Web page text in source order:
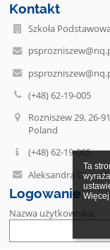
Ta
Kontakt
Szkoła
(+48) 62-19-005
Rozniszew 29, 26-
Poland
(+48) 62-19-005
Aleksandra Cnota-
Logowanie
Nazwa użytkownika: